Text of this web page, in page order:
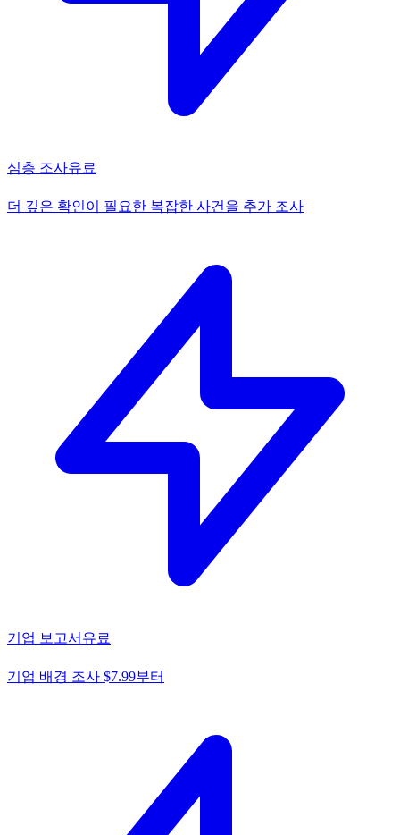
심층 조사유료
더 깊은 확인이 필요한 복잡한 사건을 추가 조사
기업 보고서 유료
기업 배경 조사 $7.99부터